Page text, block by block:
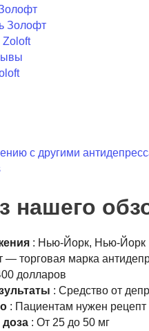
Золофт
Zoloft
с другими
нашего
: Нью-Йорк, Нью-Йорк
— торговая марка
долларов
: Средство от
: Пациентам нужен рецепт
: От 25 до 50 мг